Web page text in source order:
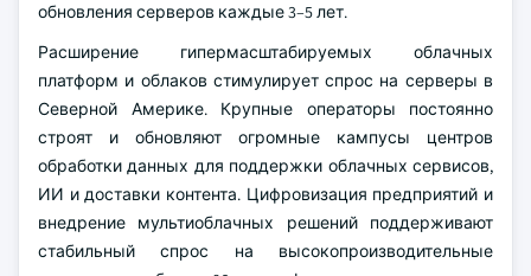
обновления серверов каждые 3–5 лет.
Расширение гипермасштабируемых облачных
платформ и облаков стимулирует спрос на серверы в
Северной Америке. Крупные операторы постоянно
строят и обновляют огромные кампусы центров
обработки данных для поддержки облачных сервисов,
ИИ и доставки контента. Цифровизация предприятий и
внедрение мультиоблачных решений поддерживают
стабильный спрос на высокопроизводительные